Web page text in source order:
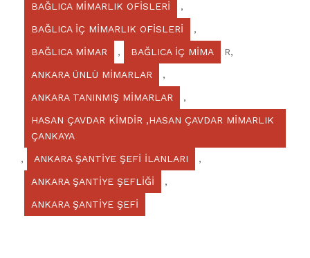
BAĞLICA MİMARLIK OFİSLERİ ,
BAĞLICA İÇ MİMARLIK OFİSLERİ ,
BAĞLICA MİMAR , BAĞLICA İÇ MİMA R,
ANKARA ÜNLÜ MİMARLAR ,
ANKARA TANINMIŞ MİMARLAR ,
HASAN ÇAVDAR KİMDİR ,HASAN ÇAVDAR MİMARLIK
ÇANKAYA
, ANKARA ŞANTIYE ŞEFI ILANLARI ,
ANKARA ŞANTIYE ŞEFLIĞI ,
ANKARA ŞANTIYE ŞEFI